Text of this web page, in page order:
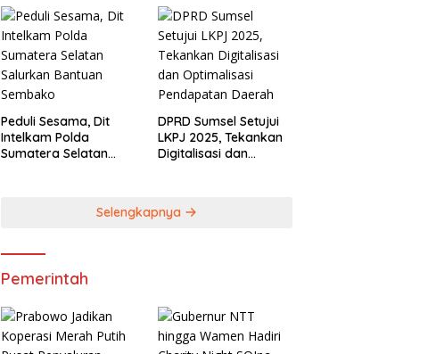
Berkualitas Sekaligus
Lestarikan Budaya
Peduli Sesama, Dit
Intelkam Polda
Sumatera Selatan
DPRD Sumsel Setujui
LKPJ 2025, Tekankan
Digitalisasi dan
Selengkapnya
Pemerintah